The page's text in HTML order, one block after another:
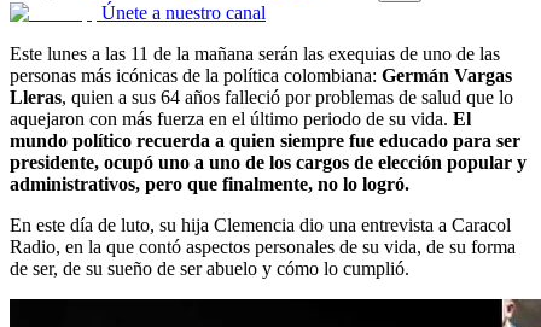
Únete a nuestro canal
Este lunes a las 11 de la mañana serán las exequias de uno de las
personas más icónicas de la política colombiana: Germán Vargas
Lleras, quien a sus 64 años falleció por problemas de salud que lo
aquejaron con más fuerza en el último periodo de su vida. El
mundo político recuerda a quien siempre fue educado para ser
presidente, ocupó uno a uno de los cargos de elección popular y
administrativos, pero que finalmente, no lo logró.
En este día de luto, su hija Clemencia dio una entrevista a Caracol
Radio, en la que contó aspectos personales de su vida, de su forma
de ser, de su sueño de ser abuelo y cómo lo cumplió.